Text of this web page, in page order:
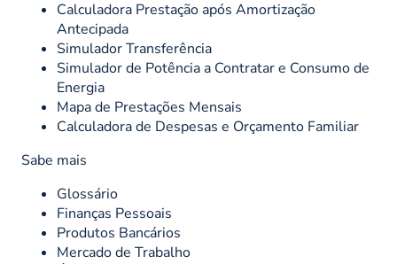
Calculadora Prestação após Amortização
Antecipada
Simulador Transferência
Simulador de Potência a Contratar e Consumo de
Energia
Mapa de Prestações Mensais
Calculadora de Despesas e Orçamento Familiar
Sabe mais
Glossário
Finanças Pessoais
Produtos Bancários
Mercado de Trabalho